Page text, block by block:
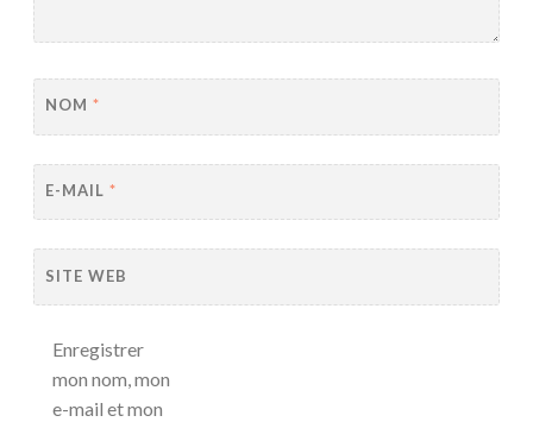
NOM *
E-MAIL *
SITE WEB
Enregistrer
mon nom, mon
e-mail et mon